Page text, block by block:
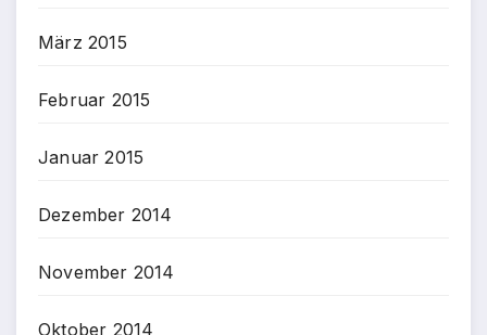
März 2015
Februar 2015
Januar 2015
Dezember 2014
November 2014
Oktober 2014